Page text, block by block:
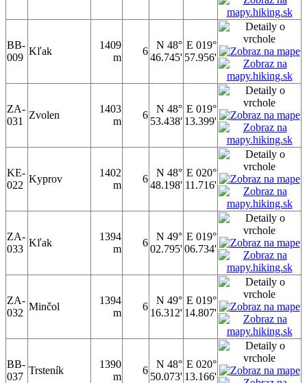
BB-
009
Kľak
1409
m
6
N 48°
46.745'
E 019°
57.956'
ZA-
031
Zvolen
1403
m
6
N 48°
53.438'
E 019°
13.399'
KE-
022
Kyprov
1402
m
6
N 48°
48.198'
E 020°
11.716'
ZA-
033
Kľak
1394
m
6
N 49°
02.795'
E 019°
06.734'
ZA-
032
Minčol
1394
m
6
N 49°
16.312'
E 019°
14.807'
BB-
037
Trsteník
1390
m
6
N 48°
50.073'
E 020°
13.166'